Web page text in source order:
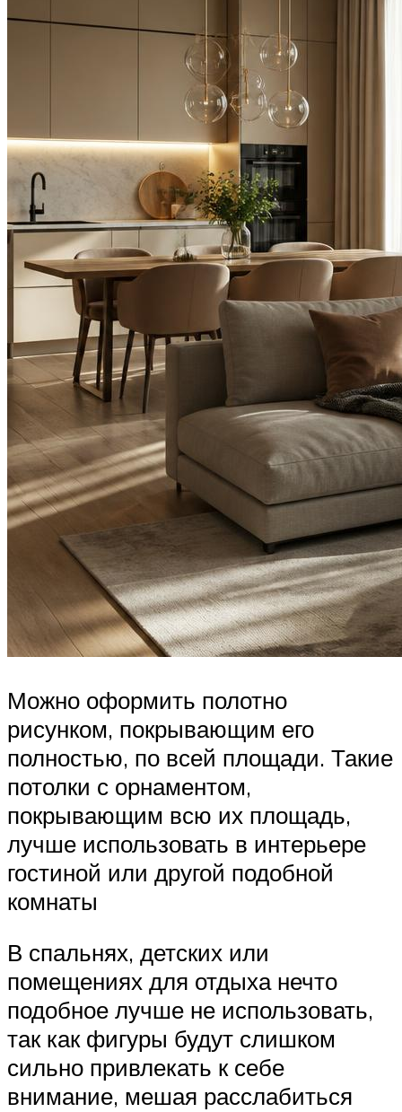
Можно оформить полотно
рисунком, покрывающим его
полностью, по всей площади. Такие
потолки с орнаментом,
покрывающим всю их площадь,
лучше использовать в интерьере
гостиной или другой подобной
комнаты
В спальнях, детских или
помещениях для отдыха нечто
подобное лучше не использовать,
так как фигуры будут слишком
сильно привлекать к себе
внимание, мешая расслабиться